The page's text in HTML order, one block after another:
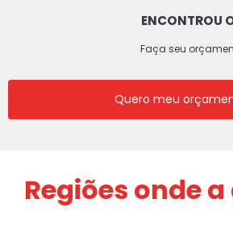
ENCONTROU
Faça seu
Quero meu
Regiões onde